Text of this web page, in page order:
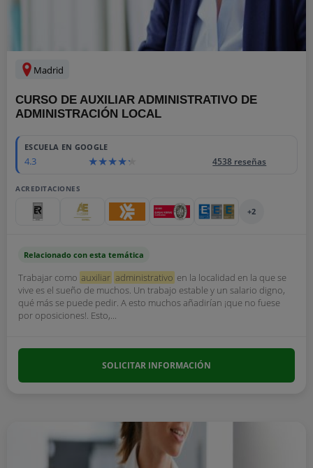
Madrid
CURSO DE AUXILIAR ADMINISTRATIVO DE
ADMINISTRACIÓN LOCAL
ESCUELA EN GOOGLE
4.3 4538 reseñas
ACREDITACIONES
+2
Relacionado con esta temática
Trabajar como auxiliar administrativo en la localidad en la que se
vive es el sueño de muchos. Un trabajo estable y un salario digno,
qué más se puede pedir. A esto muchos añadirían ¡que no fuese
por oposiciones!. Esto,...
SOLICITAR INFORMACIÓN